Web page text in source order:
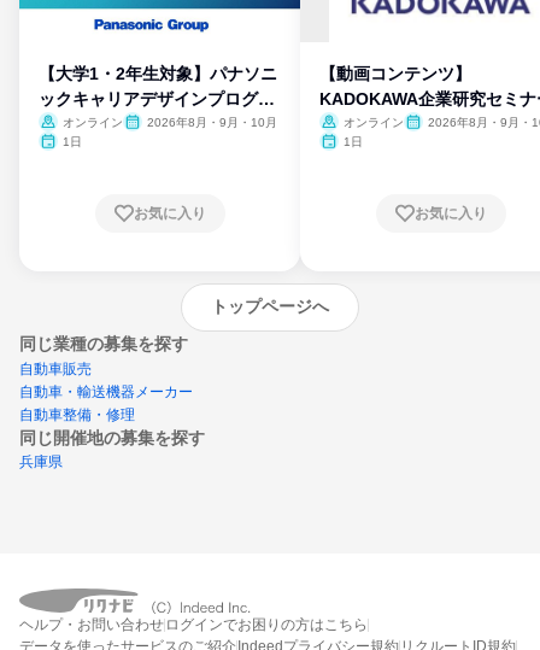
【大学1・2年生対象】パナソニ
ックキャリアデザインプログラ
ム
オンライン
2026年8月・9月・10月
1日
お気に入り
【動画コンテンツ】
KADOKAWA企業研究セミナ
オンライン
2026年8月・9月・
1日
お気に入り
トップページへ
同じ業種の募集を探す
自動車販売
自動車・輸送機器メーカー
自動車整備・修理
同じ開催地の募集を探す
兵庫県
エントリーするとプログラムの詳細案内を
受け取れるようになります
ヘルプ・お問い合わせ ログインでお困りの方はこちら
データを使ったサービスのご紹介 Indeedプライバシー規約 リクルートID規約